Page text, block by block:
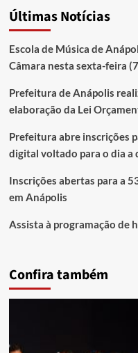
Últimas Notícias
Escola de Música de
Câmara nesta sexta-feira
Prefeitura de Anápolis
elaboração da Lei
Prefeitura abre inscrições
digital voltado para o dia a
Inscrições abertas para a
em Anápolis
Assista à programação de
Confira também